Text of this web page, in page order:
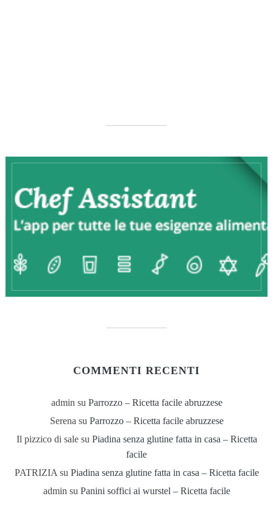
COMMENTI RECENTI
admin su Parrozzo – Ricetta facile abruzzese
Serena su Parrozzo – Ricetta facile abruzzese
Il pizzico di salesu Piadina senza glutine fatta in casa – Ricetta
facile
PATRIZIA su Piadina senza glutine fatta in casa – Ricetta facile
admin su Panini soffici ai wurstel – Ricetta facile